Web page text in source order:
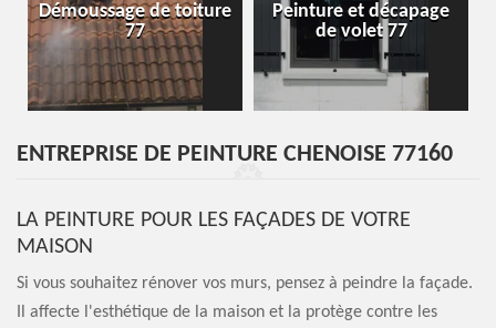
Démoussage de toiture
77
Peinture et décapage
de volet 77
ENTREPRISE DE PEINTURE CHENOISE 77160
LA PEINTURE POUR LES FAÇADES DE VOTRE
MAISON
Si vous souhaitez rénover vos murs, pensez à peindre la façade.
Il affecte l'esthétique de la maison et la protège contre les